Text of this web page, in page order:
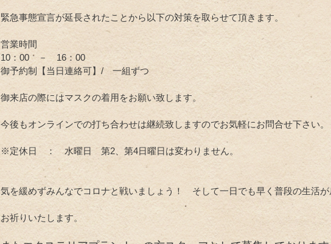
緊急事態宣言が延長されたことから以下の対策を取らせて頂きます。
営業時間
10：00 － 16：00
御予約制【当日連絡可】/ 一組ずつ
御来店の際にはマスクの着用をお願い致します。
今後もオンラインでの打ち合わせは継続致しますのでお気軽にお問合せ下さい。
※定休日 ： 水曜日 第2、第4日曜日は変わりません。
気を緩めずみんなでコロナと戦いましょう！ そして一日でも早く普段の生活が
お祈りいたします。